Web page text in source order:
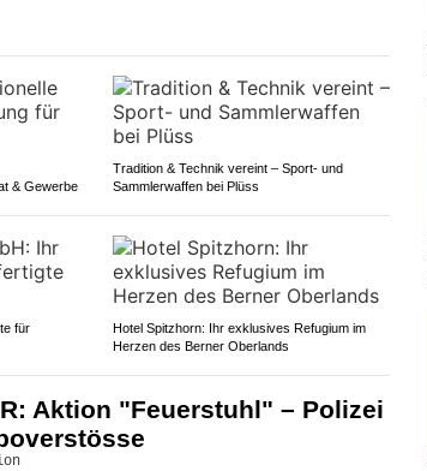
& Gewerbe
Tradition & Technik vereint – Sport- und
Sammlerwaffen bei Plüss
für
Hotel Spitzhorn: Ihr exklusives Refugium im
Herzen des Berner Oberlands
Aktion "Feuerstuhl" – Polizei